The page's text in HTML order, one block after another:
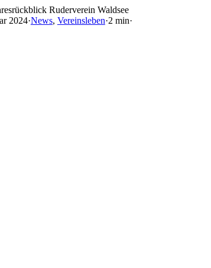
Skip
to
Ruderverein Waldsee
2024·News, Vereinsleben·2 min·